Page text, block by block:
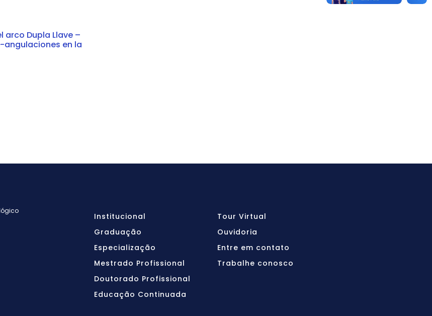
arco Dupla Llave –
angulaciones en la
Institucional
Graduação
Especialização
Mestrado Profissional
Doutorado Profissional
Educação Continuada
Tour Virtual
Ouvidoria
Entre em contato
Trabalhe conosco